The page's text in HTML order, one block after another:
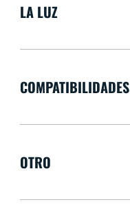
LA LUZ
COMPATIBILIDADES
OTRO